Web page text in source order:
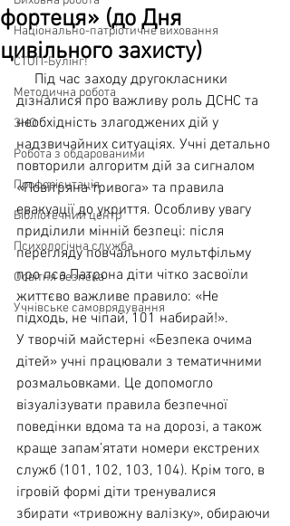
Національно-патріотичне виховання
СТОП-Булінг!
Методична робота
ЗНО
Робота з обдарованими
Профорієнтація
Бібліотечний центр
Психологічна служба
Освітня безпека
Учнівське самоврядування
фортеця» (до Дня
цивільного захисту)
дізналися про важливу роль ДСНС та
необхідність злагоджених дій у
надзвичайних ситуаціях. Учні детально
повторили алгоритм дій за сигналом
«Повітряна тривога» та правила
евакуації до укриття. Особливу увагу
приділили мінній безпеці: після
перегляду повчального мультфільму
про пса Патрона діти чітко засвоїли
життєво важливе правило: «Не
підходь, не чіпай, 101 набирай!».
У творчій майстерні «Безпека очима
дітей» учні працювали з тематичними
розмальовками. Це допомогло
візуалізувати правила безпечної
поведінки вдома та на дорозі, а також
краще запам’ятати номери екстрених
служб (101, 102, 103, 104). Крім того, в
ігровій формі діти тренувалися
збирати «тривожну валізку», обираючи